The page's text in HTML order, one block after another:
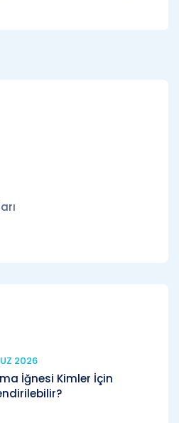
2026
İğnesi Kimler İçin